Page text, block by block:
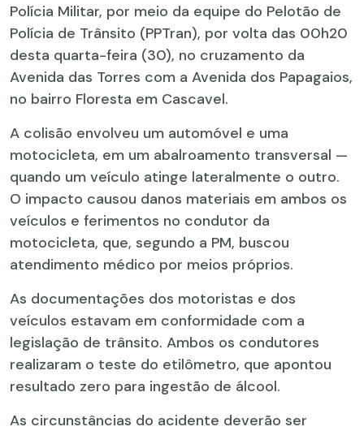
Polícia Militar, por meio da equipe do Pelotão de
Polícia de Trânsito (PPTran), por volta das 00h20
desta quarta-feira (30), no cruzamento da
Avenida das Torres com a Avenida dos Papagaios,
no bairro Floresta em Cascavel.
A colisão envolveu um automóvel e uma
motocicleta, em um abalroamento transversal —
quando um veículo atinge lateralmente o outro.
O impacto causou danos materiais em ambos os
veículos e ferimentos no condutor da
motocicleta, que, segundo a PM, buscou
atendimento médico por meios próprios.
As documentações dos motoristas e dos
veículos estavam em conformidade com a
legislação de trânsito. Ambos os condutores
realizaram o teste do etilômetro, que apontou
resultado zero para ingestão de álcool.
As circunstâncias do acidente deverão ser